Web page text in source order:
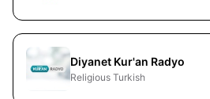
Diyanet Kur'an Radyo
Religious Turkish